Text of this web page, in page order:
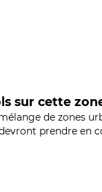
sur cette
de zones
prendre en